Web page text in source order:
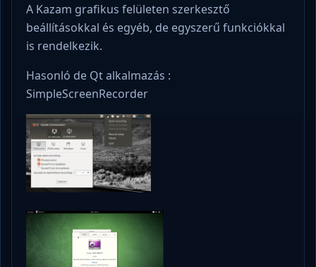
A Kazam grafikus felületen szerkesztő
beállításokkal és egyéb, de egyszerű funkciókkal
is rendelkezik.
Hasonló de Qt alkalmazás :
SimpleScreenRecorder